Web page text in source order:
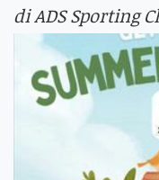
di ADS Sporting